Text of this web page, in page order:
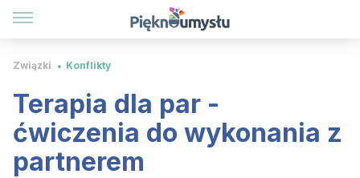
Związki Konflikty
Terapia dla par -
ćwiczenia do wykonania z
partnerem